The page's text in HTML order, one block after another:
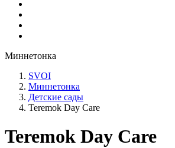
Миннетонка
SVOI
Миннетонка
Детские сады
Teremok Day Care
Teremok Day Care